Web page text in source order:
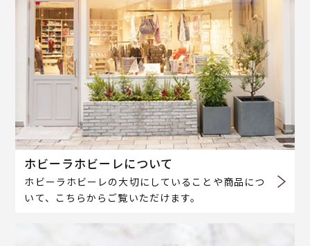
ホビーラホビーレについて
ホビーラホビーレの大切にしていることや商品につ
いて、こちらからご覧いただけます。